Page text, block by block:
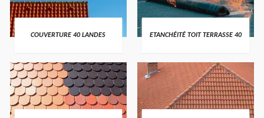
COUVERTURE 40 LANDES ETANCHÉITÉ TOIT TERRASSE 40